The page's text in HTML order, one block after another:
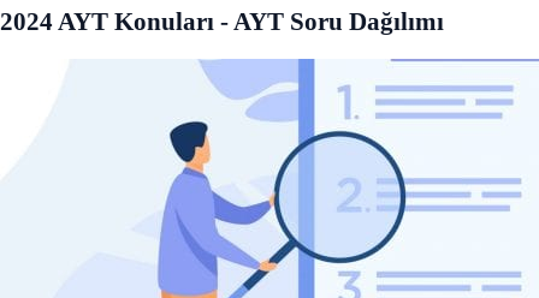
2024 AYT Konuları - AYT Soru Dağılımı